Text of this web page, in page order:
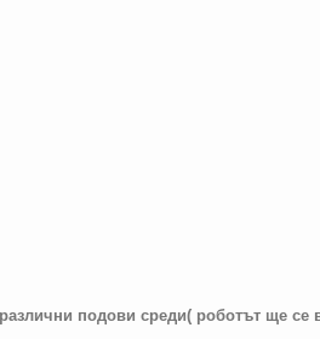
подови среди( роботът ще се